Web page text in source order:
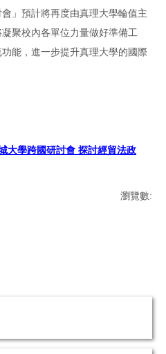
」預計將再度由真理大學輪值主
聚校內各單位力量做好準備工
能，進一步提升真理大學的國際
大學跨國研討會 探討經貿法政
瀏覽數: